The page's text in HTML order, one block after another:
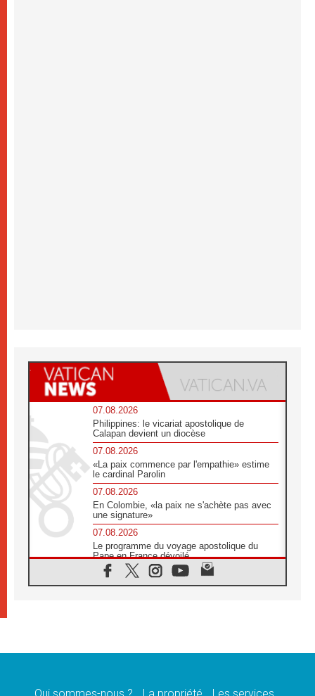
07.08.2026
Philippines: le vicariat apostolique de
Calapan devient un diocèse
07.08.2026
«La paix commence par l'empathie» estime
le cardinal Parolin
07.08.2026
En Colombie, «la paix ne s'achète pas avec
une signature»
07.08.2026
Le programme du voyage apostolique du
Pape en France dévoilé
07.08.2026
1ère Conférence continentale sur l'éducation
07.08.2026